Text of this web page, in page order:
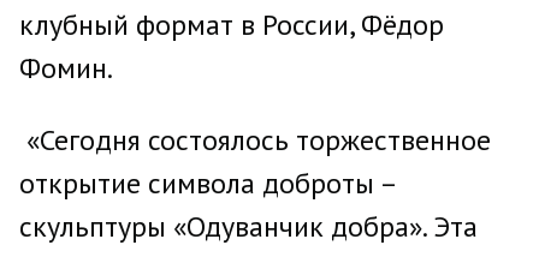
клубный формат в России, Фёдор
Фомин.
«Сегодня состоялось торжественное
открытие символа доброты –
скульптуры «Одуванчик добра». Эта